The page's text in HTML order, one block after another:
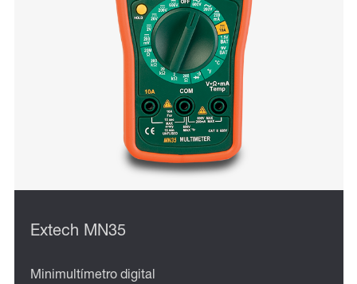
Extech MN35
Minimultímetro digital